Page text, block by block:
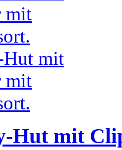
Hut mit